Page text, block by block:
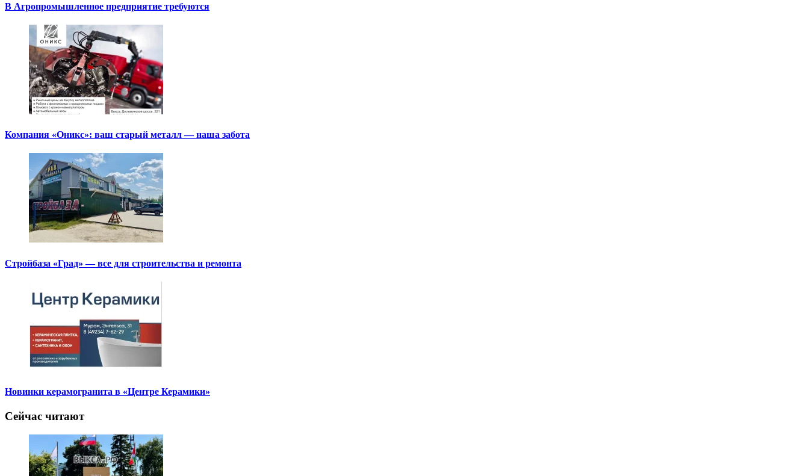
В Агропромышленное предприятие требуются
Компания «Оникс»: ваш старый металл — наша забота
Стройбаза «Град» — все для строительства и ремонта
Новинки керамогранита в «Центре Керамики»
Сейчас читают